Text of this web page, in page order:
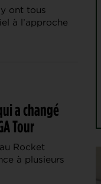
ont tous
à l’approche
a changé
Tour
Rocket
à plusieurs